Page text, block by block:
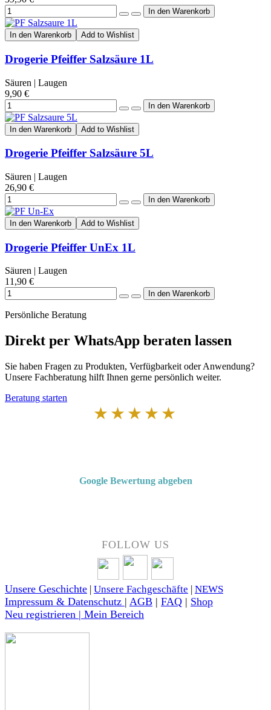
In den Warenkorb Add to Wishlist
Drogerie Pfeiffer Salzsäure 1L
Säuren | Laugen
9,90 €
In den Warenkorb Add to Wishlist
Drogerie Pfeiffer Salzsäure 5L
Säuren | Laugen
26,90 €
In den Warenkorb Add to Wishlist
Drogerie Pfeiffer UnEx 1L
Säuren | Laugen
11,90 €
Persönliche Beratung
Direkt per WhatsApp beraten lassen
Sie haben Fragen zu Produkten, Verfügbarkeit oder Anwendung?
Unsere Fachberatung hilft Ihnen gerne persönlich weiter.
Beratung starten
★★★★★
Google Bewertung abgeben
FOLLOW US
Unsere Geschichte Unsere Fachgeschäfte NEWS
Impressum & Datenschutz | AGB | FAQ | Shop
Neu registrieren | Mein Bereich